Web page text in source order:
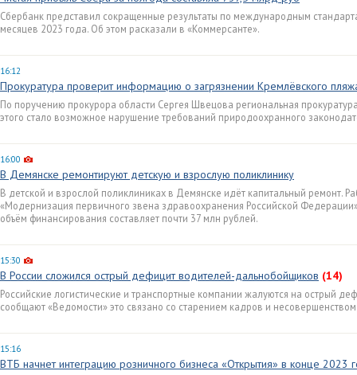
Сбербанк представил сокращенные результаты по международным
месяцев 2023 года. Об этом расказали в «Коммерсанте».
16:12
Прокуратура проверит информацию о загрязнении Кремлёвского
По поручению прокурора области Сергея Швецова региональная
этого стало возможное нарушение требований природоохранного
16:00
В Демянске ремонтируют детскую и взрослую поликлинику
В детской и взрослой поликлиниках в Демянске идёт капитальный ремонт.
«Модернизация первичного звена здравоохранения Российской
объём финансирования составляет почти 37 млн рублей.
15:30
В России сложился острый дефицит водителей-дальнобойщиков (14)
Российские логистические и транспортные компании жалуются на острый
сообщают «Ведомости» это связано со старением кадров и
15:16
ВТБ начнет интеграцию розничного бизнеса «Открытия» в конце 2023